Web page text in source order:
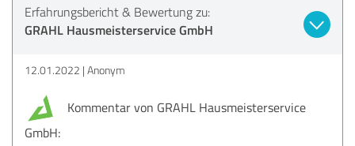
Erfahrungsbericht & Bewertung zu:
GRAHL Hausmeisterservice GmbH
12.01.2022 Anonym
Kommentar von GRAHL Hausmeisterservice
GmbH: